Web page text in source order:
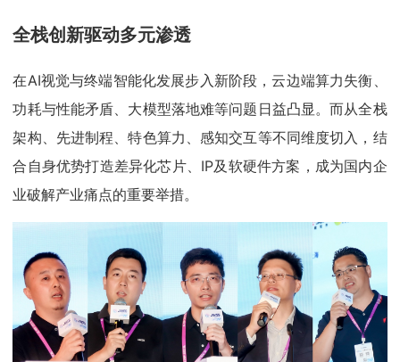
全栈创新驱动多元渗透
在AI视觉与终端智能化发展步入新阶段，云边端算力失衡、
功耗与性能矛盾、大模型落地难等问题日益凸显。而从全栈
架构、先进制程、特色算力、感知交互等不同维度切入，结
合自身优势打造差异化芯片、IP及软硬件方案，成为国内企
业破解产业痛点的重要举措。